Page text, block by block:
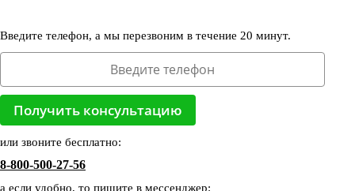
Введите телефон, а мы перезвоним в течение 20 минут.
или звоните бесплатно:
8-800-500-27-56
а если удобно, то пишите в мессенджер: